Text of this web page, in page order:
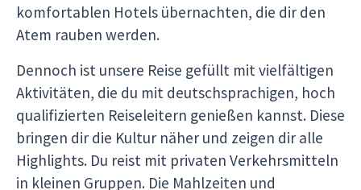
komfortablen Hotels übernachten, die dir den
Atem rauben werden.
Dennoch ist unsere Reise gefüllt mit vielfältigen
Aktivitäten, die du mit deutschsprachigen, hoch
qualifizierten Reiseleitern genießen kannst. Diese
bringen dir die Kultur näher und zeigen dir alle
Highlights. Du reist mit privaten Verkehrsmitteln
in kleinen Gruppen. Die Mahlzeiten und